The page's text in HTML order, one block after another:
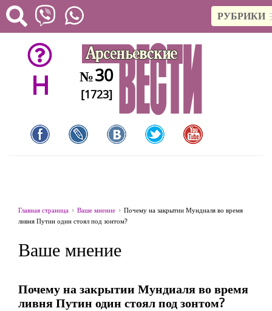
РУБРИКИ
H №30
[1723]
Главная страница Ваше мнение
Почему на закрытии Мундиаля во время
ливня Путин один стоял под зонтом?
Ваше мнение
Почему на закрытии Мундиаля во время
ливня Путин один стоял под зонтом?